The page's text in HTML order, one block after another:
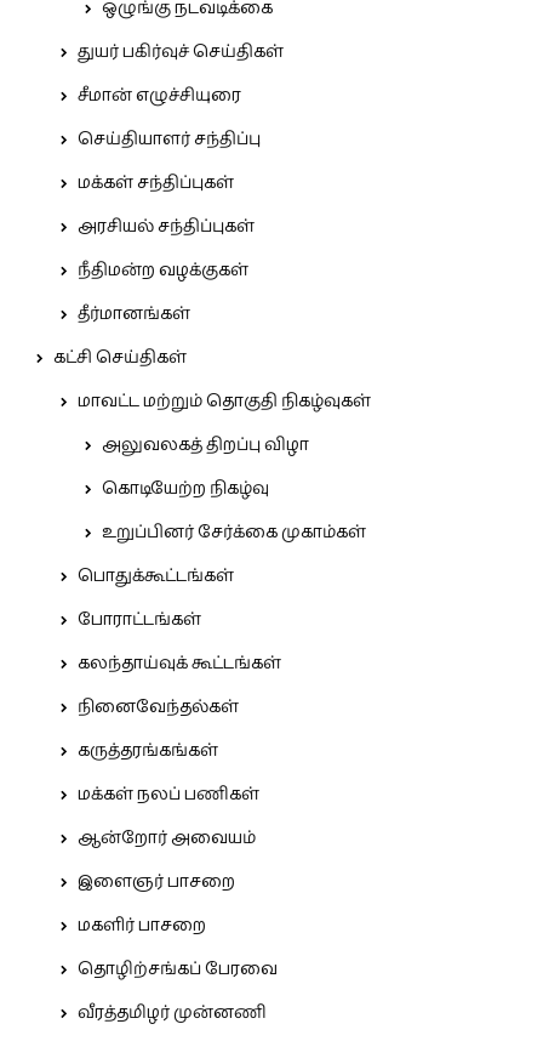
ஒழுங்கு நடவடிக்கை
துயர் பகிர்வுச் செய்திகள்
சீமான் எழுச்சியுரை
செய்தியாளர் சந்திப்பு
மக்கள் சந்திப்புகள்
அரசியல் சந்திப்புகள்
நீதிமன்ற வழக்குகள்
தீர்மானங்கள்
கட்சி செய்திகள்
மாவட்ட மற்றும் தொகுதி நிகழ்வுகள்
அலுவலகத் திறப்பு விழா
கொடியேற்ற நிகழ்வு
உறுப்பினர் சேர்க்கை முகாம்கள்
பொதுக்கூட்டங்கள்
போராட்டங்கள்
கலந்தாய்வுக் கூட்டங்கள்
நினைவேந்தல்கள்
கருத்தரங்கங்கள்
மக்கள் நலப் பணிகள்
ஆன்றோர் அவையம்
இளைஞர் பாசறை
மகளிர் பாசறை
தொழிற்சங்கப் பேரவை
வீரத்தமிழர் முன்னணி